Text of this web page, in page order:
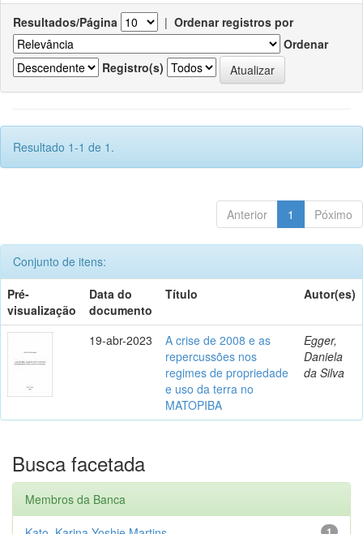
Resultados/Página | Ordenar registros por
Ordenar
Registro(s)
Resultado 1-1 de 1.
Anterior 1 Póximo
Conjunto de itens:
Pré-
visualização
Data do
documento
Título Autor(es)
19-abr-2023
A crise de 2008 e as
repercussões nos
regimes de propriedade
e uso da terra no
MATOPIBA
Egger,
Daniela
da Silva
Busca facetada
Membros da Banca